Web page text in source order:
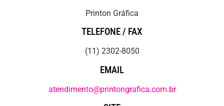
Printon Gráfica
TELEFONE / FAX
(11) 2302-8050
EMAIL
atendimento@printongrafica.com.br